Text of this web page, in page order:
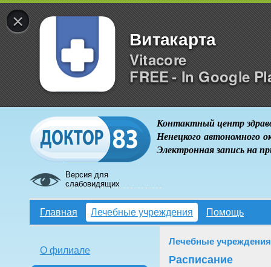
×
Витакарта
Vitacore
FREE - In Google
Версия для
слабовидящих
Контактный центр
Ненецкого автономного
Электронная запись на
Главная Лечебные учреждения Помощь
О филиале
Лечебные учреждения
Расписание